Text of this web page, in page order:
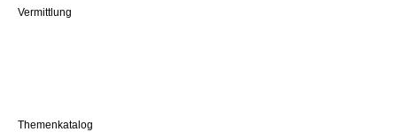
Vermittlung
Themenkatalog